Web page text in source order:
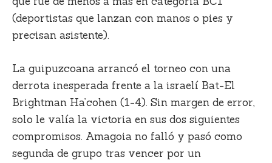
(deportistas que lanzan con manos o pies y
precisan asistente).
La guipuzcoana arrancó el torneo con una
derrota inesperada frente a la israelí Bat-El
Brightman Ha’cohen (1-4). Sin margen de error,
solo le valía la victoria en sus dos siguientes
compromisos. Amagoia no falló y pasó como
segunda de grupo tras vencer por un